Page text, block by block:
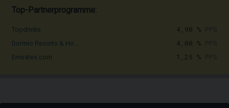
Top-Partnerprogramme:
Topdrinks 4,90 %
Dormio Resorts & Ho... 4,00 %
Emirates.com 1,25 %